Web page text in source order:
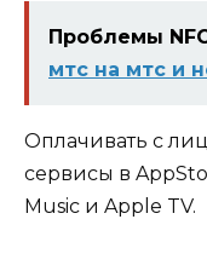
Проблемы
мтс на мтс и
Оплачивать с
сервисы в
Music и Apple TV.